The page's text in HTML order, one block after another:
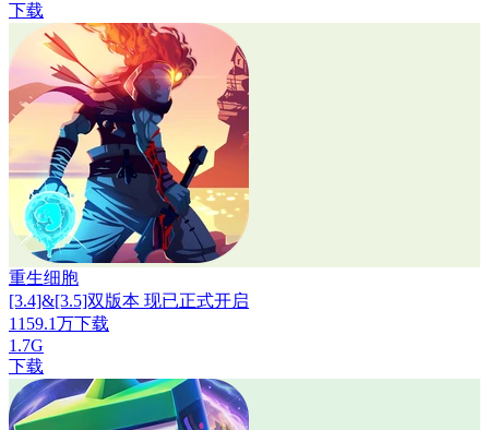
下载
重生细胞
[3.4]&[3.5]双版本 现已正式开启
1159.1万下载
1.7G
下载